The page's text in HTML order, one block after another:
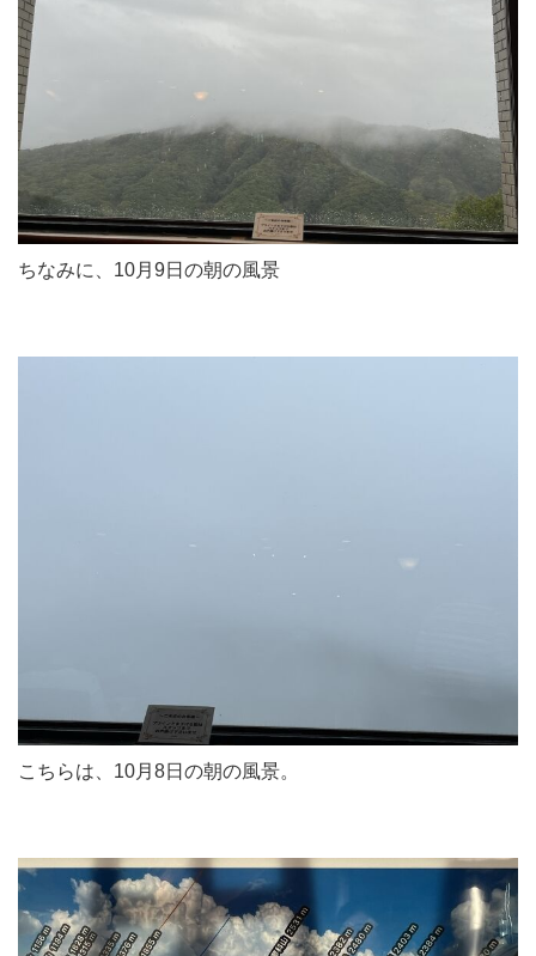
ちなみに、10月9日の朝の風景
こちらは、10月8日の朝の風景。